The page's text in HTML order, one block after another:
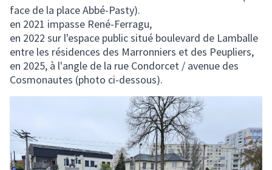
face de la place Abbé-Pasty).
en 2021 impasse René-Ferragu,
en 2022 sur l'espace public situé boulevard de Lamballe
entre les résidences des Marronniers et des Peupliers,
en 2025, à l'angle de la rue Condorcet / avenue des
Cosmonautes (photo ci-dessous).